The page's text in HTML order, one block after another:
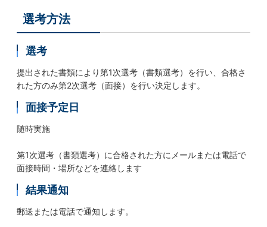
選考方法
選考
提出された書類により第1次選考（書類選考）を行い、合格さ
れた方のみ第2次選考（面接）を行い決定します。
面接予定日
随時実施
第1次選考（書類選考）に合格された方にメールまたは電話で
面接時間・場所などを連絡します
結果通知
郵送または電話で通知します。